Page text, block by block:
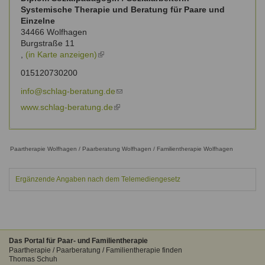
Systemische Therapie und Beratung für Paare und
Einzelne
34466 Wolfhagen
Burgstraße 11
(in Karte anzeigen)(link
015120730200
info@schlag-beratung.de(link
sends
www.schlag-beratung.de(link
external)
Paartherapie Wolfhagen / Paarberatung Wolfhagen / Familientherapie Wolfhagen
Ergänzende Angaben nach dem Telemediengesetz
Das Portal für Paar- und Familientherapie
Paartherapie / Paarberatung / Familientherapie finden
Thomas Schuh